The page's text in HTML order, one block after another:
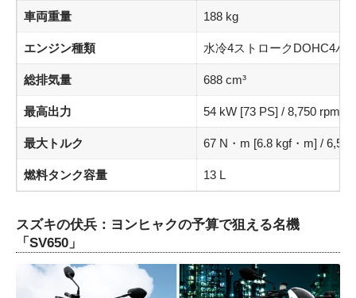
車両重量 188 kg
エンジン種類 水冷4ストロークDOHC4バ
総排気量 688 cm³
最高出力 54 kW [73 PS] / 8,750 rpm
最大トルク 67 N・m [6.8 kgf・m] /
燃料タンク容量 13 L
スズキの伏兵：ヨンヒャクの予算で狙える名機
「SV650」